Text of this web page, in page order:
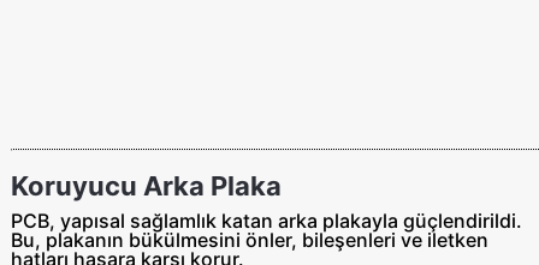
Koruyucu Arka Plaka
PCB, yapısal sağlamlık katan arka plakayla güçlendirildi.
Bu, plakanın bükülmesini önler, bileşenleri ve iletken
hatları hasara karşı korur.